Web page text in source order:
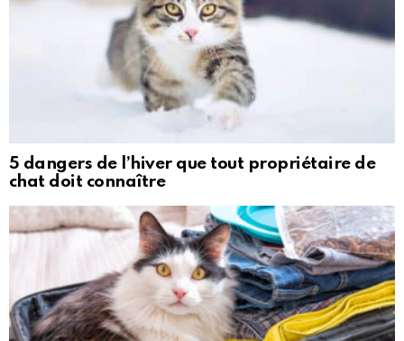
5 dangers de l’hiver que tout propriétaire de
chat doit connaître